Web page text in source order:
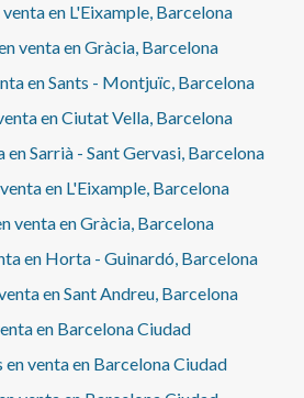
en L'Eixample, Barcelona
venta en Gràcia, Barcelona
en Sants - Montjuïc, Barcelona
en Ciutat Vella, Barcelona
en Sarrià - Sant Gervasi, Barcelona
en L'Eixample, Barcelona
venta en Gràcia, Barcelona
en Horta - Guinardó, Barcelona
en Sant Andreu, Barcelona
en Barcelona Ciudad
en venta en Barcelona Ciudad